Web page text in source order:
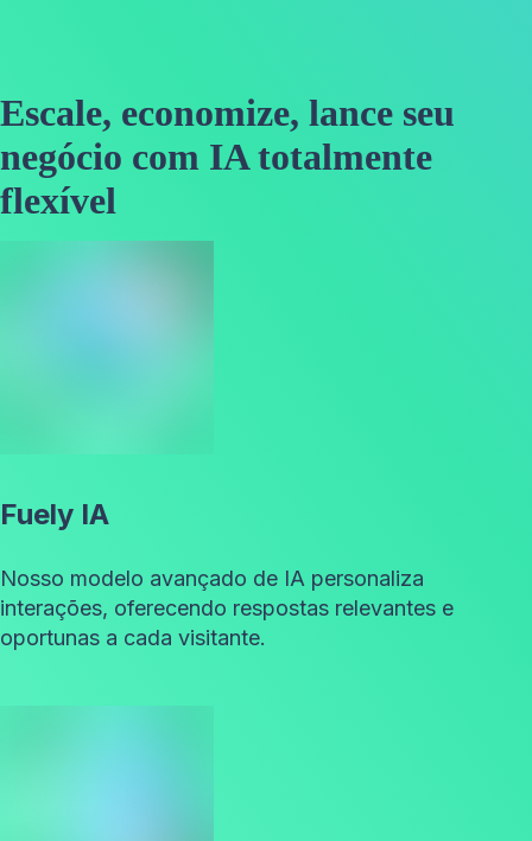
Escale, economize, lance seu
negócio com IA totalmente
flexível
Fuely IA
Nosso modelo avançado de IA personaliza
interações, oferecendo respostas relevantes e
oportunas a cada visitante.